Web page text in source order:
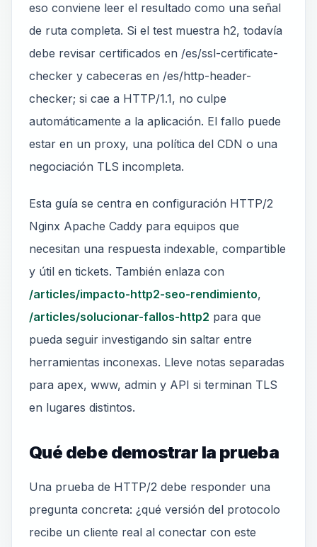
eso conviene leer el resultado como una señal
de ruta completa. Si el test muestra h2, todavía
debe revisar certificados en /es/ssl-certificate-
checker y cabeceras en /es/http-header-
checker; si cae a HTTP/1.1, no culpe
automáticamente a la aplicación. El fallo puede
estar en un proxy, una política del CDN o una
negociación TLS incompleta.
Esta guía se centra en configuración HTTP/2
Nginx Apache Caddy para equipos que
necesitan una respuesta indexable, compartible
y útil en tickets. También enlaza con
/articles/impacto-http2-seo-rendimiento,
/articles/solucionar-fallos-http2 para que
pueda seguir investigando sin saltar entre
herramientas inconexas. Lleve notas separadas
para apex, www, admin y API si terminan TLS
en lugares distintos.
Qué debe demostrar la prueba
Una prueba de HTTP/2 debe responder una
pregunta concreta: ¿qué versión del protocolo
recibe un cliente real al conectar con este